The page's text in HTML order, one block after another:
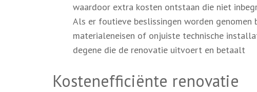
waardoor extra kosten ontstaan die niet
Als er foutieve beslissingen worden
materialeneisen of onjuiste technische
degene die de renovatie uitvoert en betaalt
Kostenefficiënte renovatie